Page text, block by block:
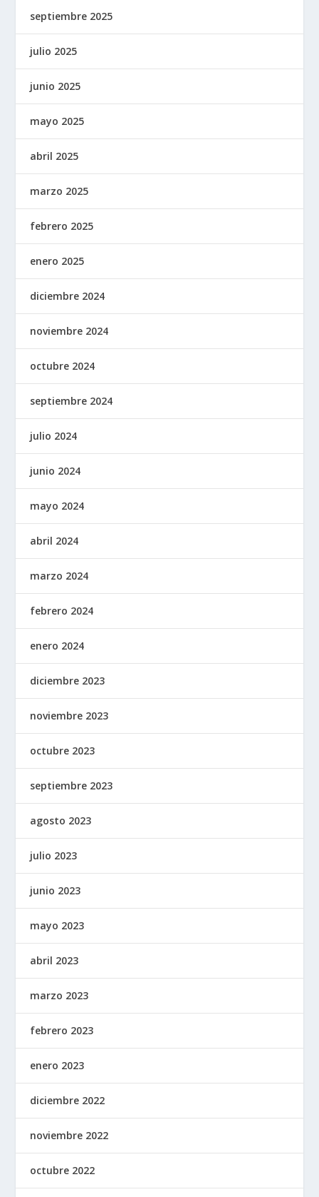
septiembre 2025
julio 2025
junio 2025
mayo 2025
abril 2025
marzo 2025
febrero 2025
enero 2025
diciembre 2024
noviembre 2024
octubre 2024
septiembre 2024
julio 2024
junio 2024
mayo 2024
abril 2024
marzo 2024
febrero 2024
enero 2024
diciembre 2023
noviembre 2023
octubre 2023
septiembre 2023
agosto 2023
julio 2023
junio 2023
mayo 2023
abril 2023
marzo 2023
febrero 2023
enero 2023
diciembre 2022
noviembre 2022
octubre 2022